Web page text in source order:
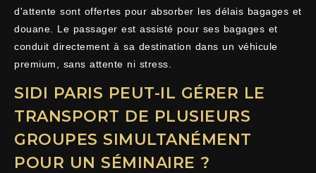
d'attente sont offertes pour absorber les délais bagages et
douane. Le passager est assisté pour ses bagages et
conduit directement à sa destination dans un véhicule
premium, sans attente ni stress.
SIDI PARIS PEUT-IL GÉRER LE
TRANSPORT DE PLUSIEURS
GROUPES SIMULTANÉMENT
POUR UN SÉMINAIRE ?